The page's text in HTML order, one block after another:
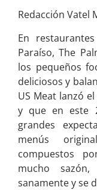
Redacción Vatel
En
Paraíso, The
los pequeños
deliciosos y
US Meat lanzó
y que en este
grandes
menús
compuestos
mucho
sanamente y se